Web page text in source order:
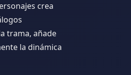
crea
trama, añade
la dinámica